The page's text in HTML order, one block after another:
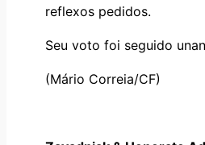
reflexos pedidos.
Seu voto foi seguido
(Mário Correia/CF)